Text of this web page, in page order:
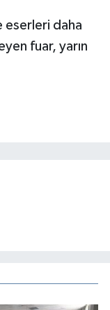
eserleri daha
fuar, yarın